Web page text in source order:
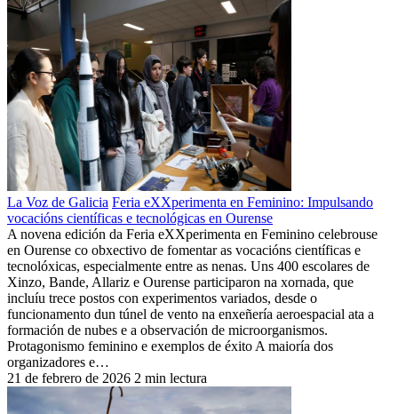
La Voz de Galicia Feria eXXperimenta en Feminino: Impulsando
vocacións científicas e tecnológicas en Ourense
A novena edición da Feria eXXperimenta en Feminino celebrouse
en Ourense co obxectivo de fomentar as vocacións científicas e
tecnolóxicas, especialmente entre as nenas. Uns 400 escolares de
Xinzo, Bande, Allariz e Ourense participaron na xornada, que
incluíu trece postos con experimentos variados, desde o
funcionamento dun túnel de vento na enxeñería aeroespacial ata a
formación de nubes e a observación de microorganismos.
Protagonismo feminino e exemplos de éxito A maioría dos
organizadores e…
21 de febrero de 2026 2 min lectura